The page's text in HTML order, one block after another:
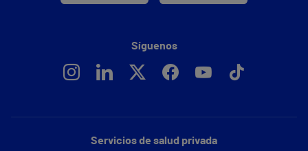
Servicios de salud privada
Síguenos